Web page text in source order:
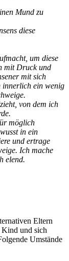
Mund zu
diese
um diese
mit Druck und
mit sich
innerlich ein wenig
von dem ich
möglich
in ein
und ertrage
Ich mache
elend.
Eltern
Kind und sich
Umstände